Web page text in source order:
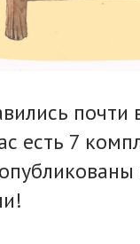
почти
есть 7